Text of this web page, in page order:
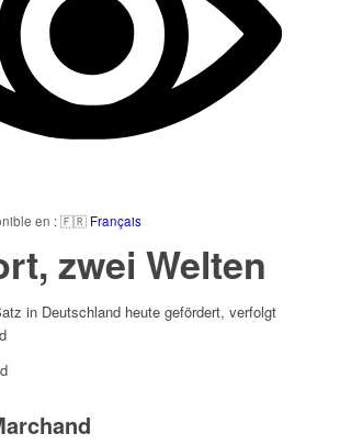
en : 🇫🇷 Français
zwei Welten
in Deutschland heute gefördert, verfolgt